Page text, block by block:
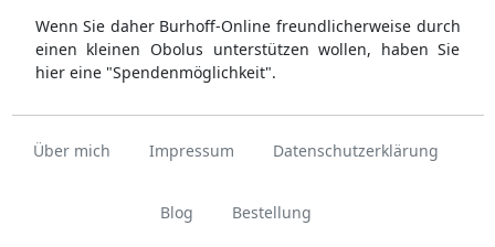
Wenn Sie daher Burhoff-Online freundlicherweise durch
einen kleinen Obolus unterstützen wollen, haben Sie
hier eine "Spendenmöglichkeit".
Über mich Impressum Datenschutzerklärung
Blog Bestellung